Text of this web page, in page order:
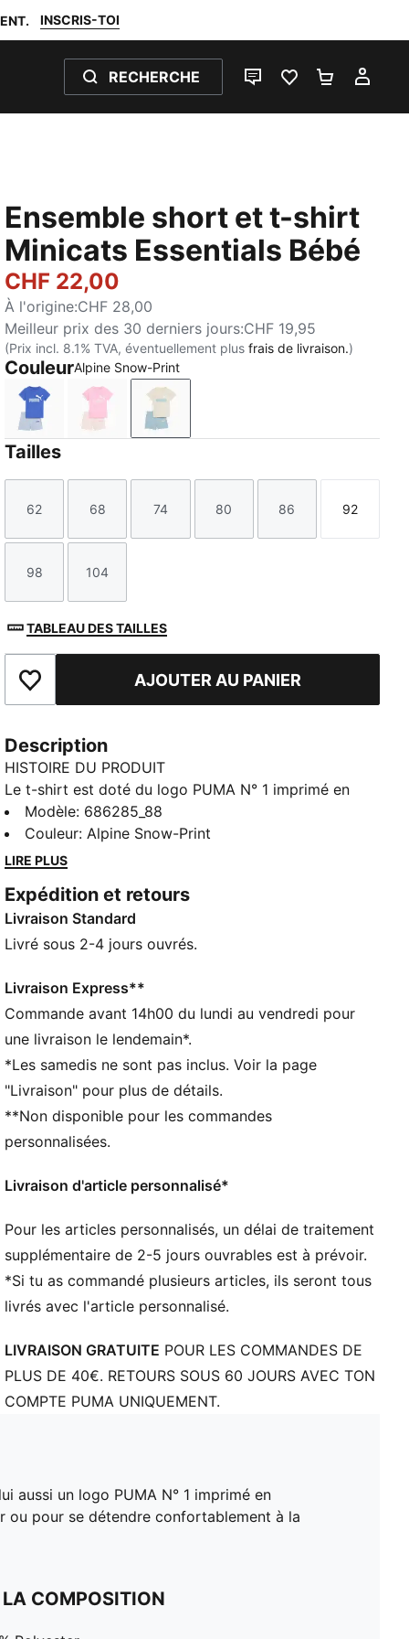
INSCRIS-TOI
RECHERCHE
LIVE CHATFAVORIS 0PANIER 0
Ensemble short et t-shirt
Minicats Essentials Bébé
CHF 22,00
À l'origine:CHF 28,00
Meilleur prix des 30 derniers jours:CHF 19,95
(Prix incl. 8.1% TVA, éventuellement plusfrais de livraison.)
CouleurAlpine Snow-Print
Royal SapphirePink ShimmerAlpine Snow-Print
Tailles
Taille
62
Taille
68
Taille
74
Taille
80
Taille
86
Taille
92
Taille
98
Taille
104
TABLEAU DES TAILLES
Ajouter aux favorisAJOUTER AU PANIER
Description
HISTOIRE DU PRODUIT
Le t-shirt est doté du logo PUMA N° 1 imprimé en
caoutchouc et d'un col ras du cou côtelé. Le short
révèle lui aussi un logo PUMA N° 1 imprimé en
caoutchouc et un cordon de serrage interne pour
jouer ou pour se détendre confortablement à la
maison.
DÉTAILS
Col rond côtelé
Cordon de serrage interne sur le short
Manches courtes
Détails brandés PUMA
Modèle: 686285_88
Couleur:Alpine Snow-Print
LIRE PLUS
Expédition et retours
Livraison Standard
Livré sous 2-4 jours ouvrés.
Livraison Express**
Commande avant 14h00 du lundi au vendredi pour
une livraison le lendemain*.
*Les samedis ne sont pas inclus. Voir la page
"Livraison" pour plus de détails.
**Non disponible pour les commandes
personnalisées.
Livraison d'article personnalisé*
Pour les articles personnalisés, un délai de traitement
supplémentaire de 2-5 jours ouvrables est à prévoir.
*Si tu as commandé plusieurs articles, ils seront tous
livrés avec l'article personnalisé.
LIVRAISON GRATUITE POUR LES COMMANDES DE
PLUS DE 40€. RETOURS SOUS 60 JOURS AVEC TON
COMPTE PUMA UNIQUEMENT.
aussi un logo PUMA N° 1 imprimé en
ou pour se détendre confortablement à la
COMPOSITION